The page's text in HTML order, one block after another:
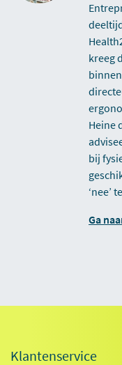
kreeg
Heine
bij
‘nee’
Ga
Klantenservice